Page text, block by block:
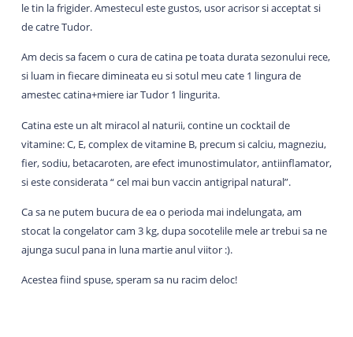
le tin la frigider. Amestecul este gustos, usor acrisor si acceptat si
de catre Tudor.
Am decis sa facem o cura de catina pe toata durata sezonului rece,
si luam in fiecare dimineata eu si sotul meu cate 1 lingura de
amestec catina+miere iar Tudor 1 lingurita.
Catina este un alt miracol al naturii, contine un cocktail de
vitamine: C, E, complex de vitamine B, precum si calciu, magneziu,
fier, sodiu, betacaroten, are efect imunostimulator, antiinflamator,
si este considerata “ cel mai bun vaccin antigripal natural”.
Ca sa ne putem bucura de ea o perioda mai indelungata, am
stocat la congelator cam 3 kg, dupa socotelile mele ar trebui sa ne
ajunga sucul pana in luna martie anul viitor :).
Acestea fiind spuse, speram sa nu racim deloc!